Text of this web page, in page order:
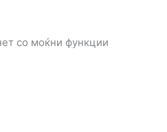
со моќни функции